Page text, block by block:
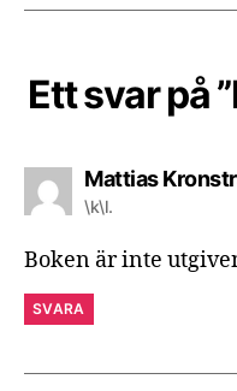
Ett svar på
Mattias
\k\l.
Boken är inte
SVARA